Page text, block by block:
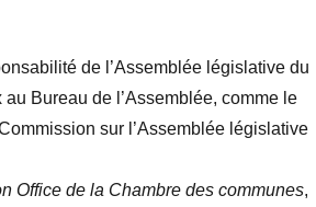
de l’Assemblée législative du
Bureau de l’Assemblée, comme le
sur l’Assemblée législative
Office de la Chambre des communes,